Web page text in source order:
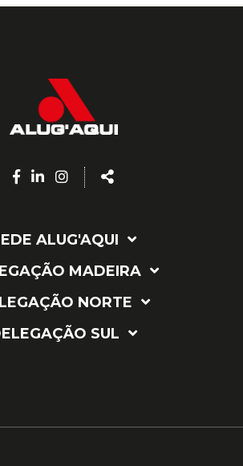
Facebook
Linkedin
Instagram
Share
ALUG'AQUI
MADEIRA
NORTE
SUL